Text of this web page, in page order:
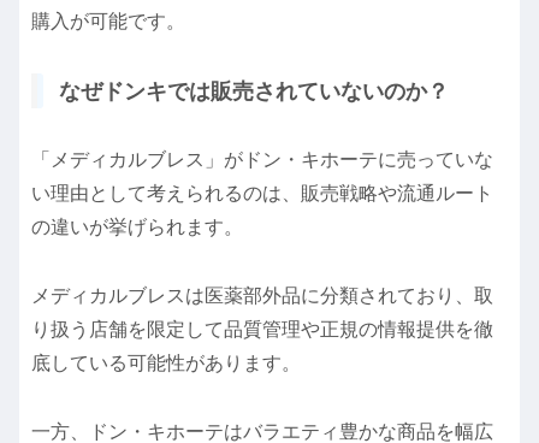
購入が可能です。
なぜドンキでは販売されていないのか？
「メディカルブレス」がドン・キホーテに売っていな
い理由として考えられるのは、販売戦略や流通ルート
の違いが挙げられます。
メディカルブレスは医薬部外品に分類されており、取
り扱う店舗を限定して品質管理や正規の情報提供を徹
底している可能性があります。
一方、ドン・キホーテはバラエティ豊かな商品を幅広